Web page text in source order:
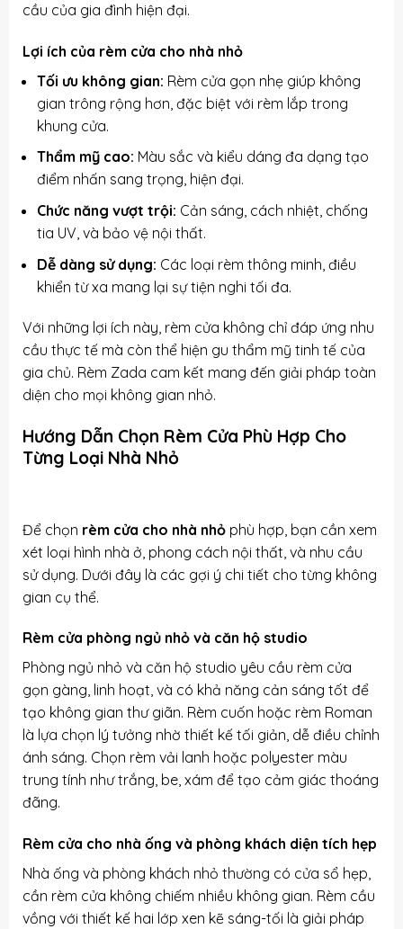
cầu của gia đình hiện đại.
Lợi ích của rèm cửa cho nhà nhỏ
Tối ưu không gian: Rèm cửa gọn nhẹ giúp không
gian trông rộng hơn, đặc biệt với rèm lắp trong
khung cửa.
Thẩm mỹ cao: Màu sắc và kiểu dáng đa dạng tạo
điểm nhấn sang trọng, hiện đại.
Chức năng vượt trội: Cản sáng, cách nhiệt, chống
tia UV, và bảo vệ nội thất.
Dễ dàng sử dụng: Các loại rèm thông minh, điều
khiển từ xa mang lại sự tiện nghi tối đa.
Với những lợi ích này, rèm cửa không chỉ đáp ứng nhu
cầu thực tế mà còn thể hiện gu thẩm mỹ tinh tế của
gia chủ. Rèm Zada cam kết mang đến giải pháp toàn
diện cho mọi không gian nhỏ.
Hướng Dẫn Chọn Rèm Cửa Phù Hợp Cho
Từng Loại Nhà Nhỏ
Để chọn rèm cửa cho nhà nhỏphù hợp, bạn cần xem
xét loại hình nhà ở, phong cách nội thất, và nhu cầu
sử dụng. Dưới đây là các gợi ý chi tiết cho từng không
gian cụ thể.
Rèm cửa phòng ngủ nhỏ và căn hộ studio
Phòng ngủ nhỏ và căn hộ studio yêu cầu rèm cửa
gọn gàng, linh hoạt, và có khả năng cản sáng tốt để
tạo không gian thư giãn. Rèm cuốn hoặc rèm Roman
là lựa chọn lý tưởng nhờ thiết kế tối giản, dễ điều chỉnh
ánh sáng. Chọn rèm vải lanh hoặc polyester màu
trung tính như trắng, be, xám để tạo cảm giác thoáng
đãng.
Rèm cửa cho nhà ống và phòng khách diện tích hẹp
Nhà ống và phòng khách nhỏ thường có cửa sổ hẹp,
cần rèm cửa không chiếm nhiều không gian. Rèm cầu
vồng với thiết kế hai lớp xen kẽ sáng-tối là giải pháp